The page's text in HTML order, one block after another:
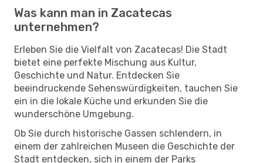
Was kann man in Zacatecas
unternehmen?
Erleben Sie die Vielfalt von Zacatecas! Die Stadt
bietet eine perfekte Mischung aus Kultur,
Geschichte und Natur. Entdecken Sie
beeindruckende Sehenswürdigkeiten, tauchen Sie
ein in die lokale Küche und erkunden Sie die
wunderschöne Umgebung.
Ob Sie durch historische Gassen schlendern, in
einem der zahlreichen Museen die Geschichte der
Stadt entdecken, sich in einem der Parks